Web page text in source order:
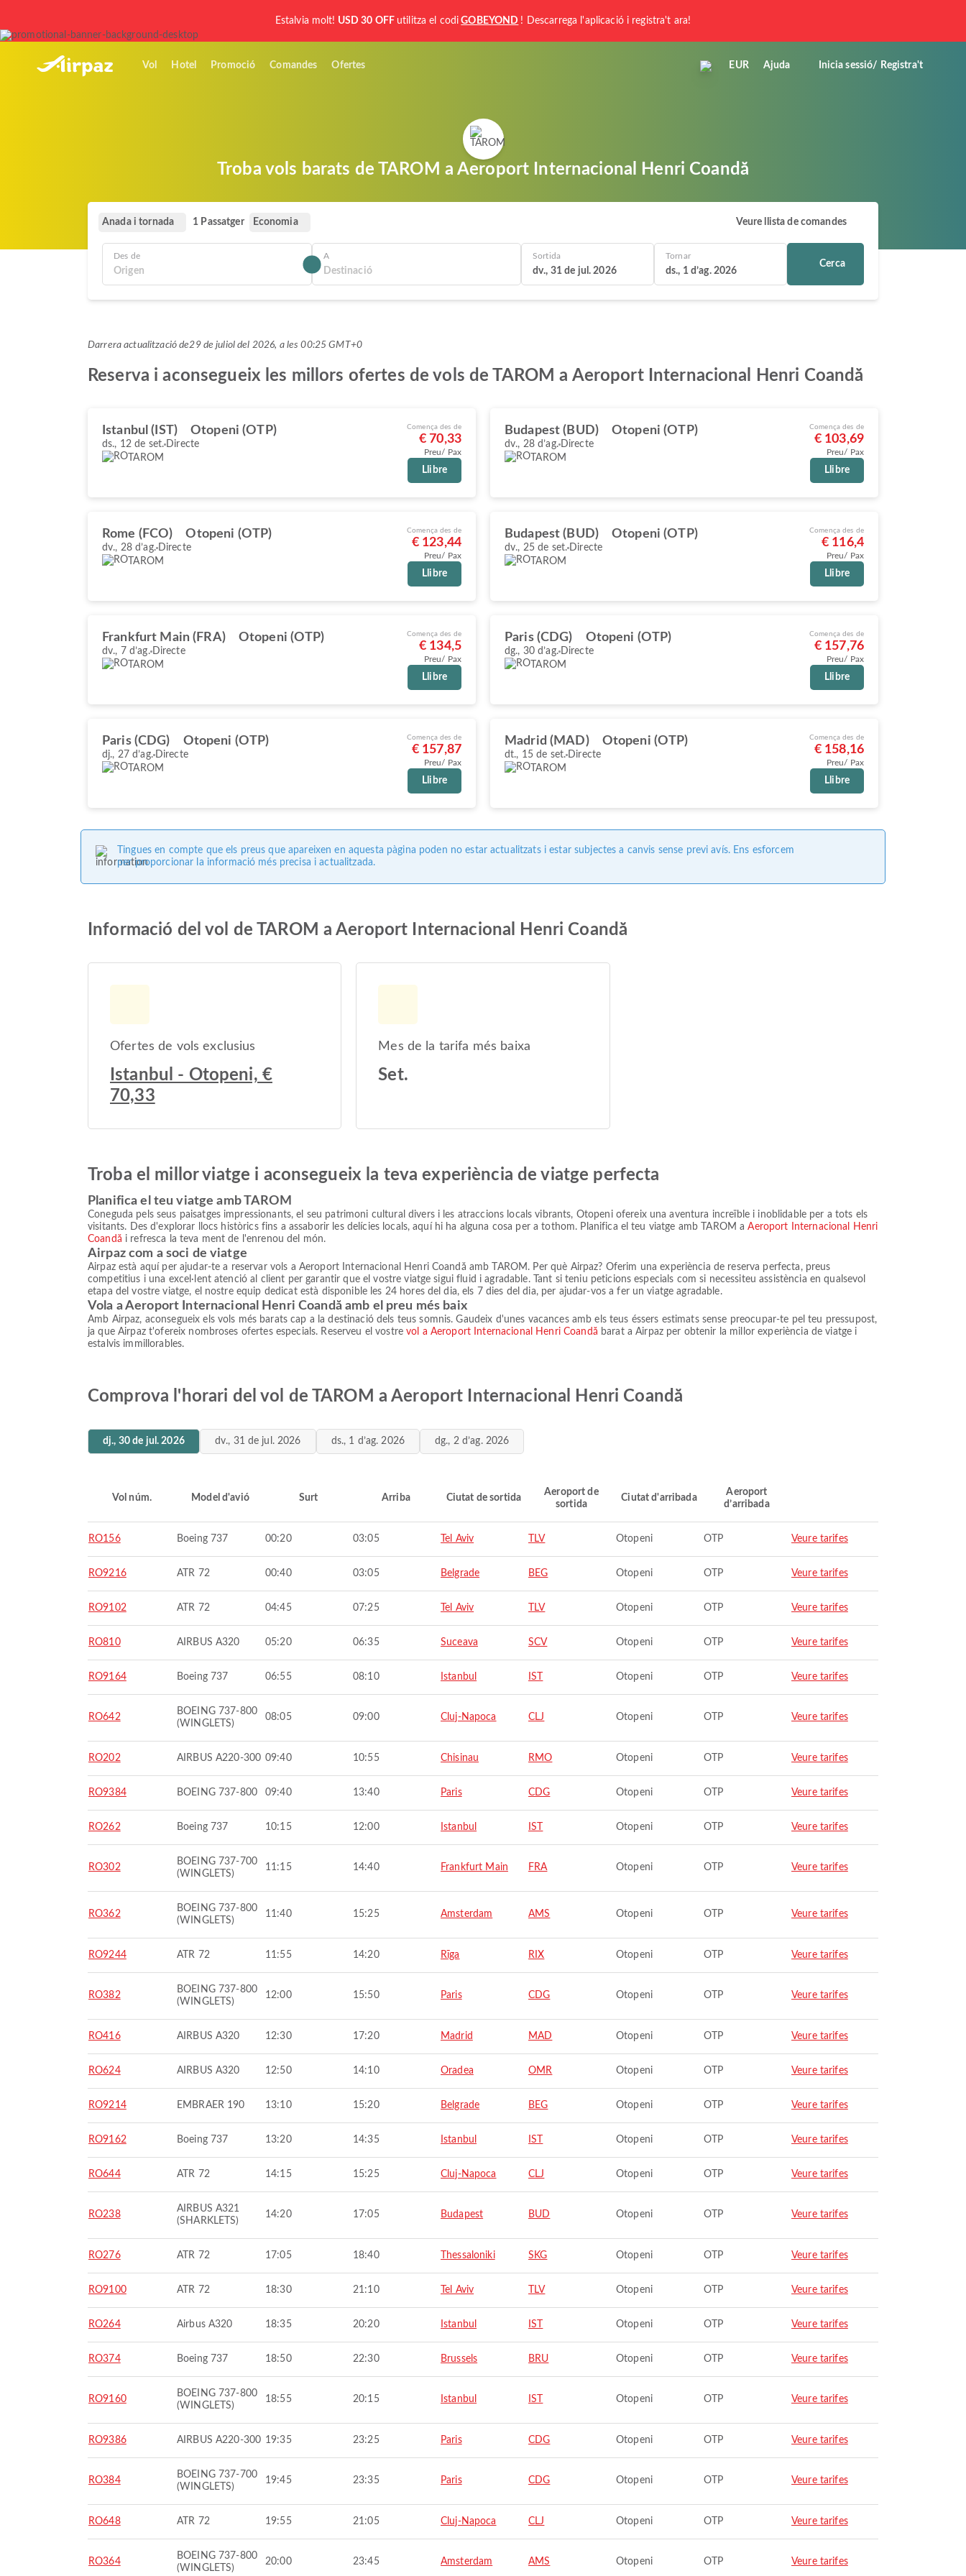
Estalvia molt! USD 30 OFF utilitza el codi GOBEYOND ! Descarrega l'aplicació i registra't ara!
Vol Hotel Promoció Comandes Ofertes EUR Ajuda Inicia sessió/ Registra't
Troba vols barats de TAROM a Aeroport Internacional Henri Coandă
Anada i tornada 1 Passatger Economia Veure llista de comandes
Des de A Sortida
dv., 31 de jul. 2026
Tornar
ds., 1 d’ag. 2026
Cerca
Darrera actualització de29 de juliol del 2026, a les 00:25 GMT+0
Reserva i aconsegueix les millors ofertes de vols de TAROM a Aeroport Internacional Henri Coandă
Istanbul (IST) Otopeni (OTP)
ds., 12 de set. Directe
TAROM
Comença des de
€ 70,33
Preu/ Pax
Llibre
Budapest (BUD) Otopeni (OTP)
dv., 28 d’ag. Directe
TAROM
Comença des de
€ 103,69
Preu/ Pax
Llibre
Rome (FCO) Otopeni (OTP)
dv., 28 d’ag. Directe
TAROM
Comença des de
€ 123,44
Preu/ Pax
Llibre
Budapest (BUD) Otopeni (OTP)
dv., 25 de set. Directe
TAROM
Comença des de
€ 116,4
Preu/ Pax
Llibre
Frankfurt Main (FRA) Otopeni (OTP)
dv., 7 d’ag. Directe
TAROM
Comença des de
€ 134,5
Preu/ Pax
Llibre
Paris (CDG) Otopeni (OTP)
dg., 30 d’ag. Directe
TAROM
Comença des de
€ 157,76
Preu/ Pax
Llibre
Paris (CDG) Otopeni (OTP)
dj., 27 d’ag. Directe
TAROM
Comença des de
€ 157,87
Preu/ Pax
Llibre
Madrid (MAD) Otopeni (OTP)
dt., 15 de set. Directe
TAROM
Comença des de
€ 158,16
Preu/ Pax
Llibre
Tingues en compte que els preus que apareixen en aquesta pàgina poden no estar actualitzats i estar subjectes a canvis sense previ avís. Ens esforcem
per proporcionar la informació més precisa i actualitzada.
Informació del vol de TAROM a Aeroport Internacional Henri Coandă
Ofertes de vols exclusius
Istanbul - Otopeni, €
70,33
Mes de la tarifa més baixa
Set.
Troba el millor viatge i aconsegueix la teva experiència de viatge perfecta
Planifica el teu viatge amb TAROM
Coneguda pels seus paisatges impressionants, el seu patrimoni cultural divers i les atraccions locals vibrants, Otopeni ofereix una aventura increïble i inoblidable per a tots els
visitants. Des d'explorar llocs històrics fins a assaborir les delícies locals, aquí hi ha alguna cosa per a tothom. Planifica el teu viatge amb TAROM aAeroport Internacional Henri
Coandă i refresca la teva ment de l'enrenou del món.
Airpaz com a soci de viatge
Airpaz està aquí per ajudar-te a reservar vols a Aeroport Internacional Henri Coandă amb TAROM. Per què Airpaz? Oferim una experiència de reserva perfecta, preus
competitius i una excel·lent atenció al client per garantir que el vostre viatge sigui fluid i agradable. Tant si teniu peticions especials com si necessiteu assistència en qualsevol
etapa del vostre viatge, el nostre equip dedicat està disponible les 24 hores del dia, els 7 dies del dia, per ajudar-vos a fer un viatge agradable.
Vola a Aeroport Internacional Henri Coandă amb el preu més baix
Amb Airpaz, aconsegueix els vols més barats cap a la destinació dels teus somnis. Gaudeix d'unes vacances amb els teus éssers estimats sense preocupar-te pel teu pressupost,
ja que Airpaz t'ofereix nombroses ofertes especials. Reserveu el vostrevol a Aeroport Internacional Henri Coandă barat a Airpaz per obtenir la millor experiència de viatge i
estalvis immillorables.
Comprova l'horari del vol de TAROM a Aeroport Internacional Henri Coandă
dj., 30 de jul. 2026 dv., 31 de jul. 2026 ds., 1 d’ag. 2026 dg., 2 d’ag. 2026
Vol núm. Model d'avió Surt Arriba Ciutat de sortida
Aeroport de
sortida
Ciutat d'arribada
Aeroport
d’arribada
RO156 Boeing 737 00:20 03:05 Tel Aviv TLV Otopeni OTP Veure tarifes
RO9216 ATR 72 00:40 03:05 Belgrade BEG Otopeni OTP Veure tarifes
RO9102 ATR 72 04:45 07:25 Tel Aviv TLV Otopeni OTP Veure tarifes
RO810 AIRBUS A320 05:20 06:35 Suceava SCV Otopeni OTP Veure tarifes
RO9164 Boeing 737 06:55 08:10 Istanbul IST Otopeni OTP Veure tarifes
RO642
BOEING 737-800
(WINGLETS)
08:05 09:00 Cluj-Napoca CLJ Otopeni OTP Veure tarifes
RO202 AIRBUS A220-300 09:40 10:55 Chisinau RMO Otopeni OTP Veure tarifes
RO9384 BOEING 737-800 09:40 13:40 Paris CDG Otopeni OTP Veure tarifes
RO262 Boeing 737 10:15 12:00 Istanbul IST Otopeni OTP Veure tarifes
RO302
BOEING 737-700
(WINGLETS)
11:15 14:40 Frankfurt Main FRA Otopeni OTP Veure tarifes
RO362
BOEING 737-800
(WINGLETS)
11:40 15:25 Amsterdam AMS Otopeni OTP Veure tarifes
RO9244 ATR 72 11:55 14:20 Rīga RIX Otopeni OTP Veure tarifes
RO382
BOEING 737-800
(WINGLETS)
12:00 15:50 Paris CDG Otopeni OTP Veure tarifes
RO416 AIRBUS A320 12:30 17:20 Madrid MAD Otopeni OTP Veure tarifes
RO624 AIRBUS A320 12:50 14:10 Oradea OMR Otopeni OTP Veure tarifes
RO9214 EMBRAER 190 13:10 15:20 Belgrade BEG Otopeni OTP Veure tarifes
RO9162 Boeing 737 13:20 14:35 Istanbul IST Otopeni OTP Veure tarifes
RO644 ATR 72 14:15 15:25 Cluj-Napoca CLJ Otopeni OTP Veure tarifes
RO238
AIRBUS A321
(SHARKLETS)
14:20 17:05 Budapest BUD Otopeni OTP Veure tarifes
RO276 ATR 72 17:05 18:40 Thessaloniki SKG Otopeni OTP Veure tarifes
RO9100 ATR 72 18:30 21:10 Tel Aviv TLV Otopeni OTP Veure tarifes
RO264 Airbus A320 18:35 20:20 Istanbul IST Otopeni OTP Veure tarifes
RO374 Boeing 737 18:50 22:30 Brussels BRU Otopeni OTP Veure tarifes
RO9160
BOEING 737-800
(WINGLETS)
18:55 20:15 Istanbul IST Otopeni OTP Veure tarifes
RO9386 AIRBUS A220-300 19:35 23:25 Paris CDG Otopeni OTP Veure tarifes
RO384
BOEING 737-700
(WINGLETS)
19:45 23:35 Paris CDG Otopeni OTP Veure tarifes
RO648 ATR 72 19:55 21:05 Cluj-Napoca CLJ Otopeni OTP Veure tarifes
RO364
BOEING 737-800
(WINGLETS)
20:00 23:45 Amsterdam AMS Otopeni OTP Veure tarifes